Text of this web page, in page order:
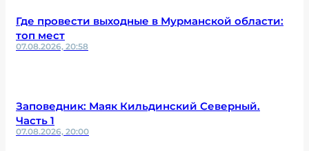
Где провести выходные в Мурманской области:
топ мест
07.08.2026, 20:58
Заповедник: Маяк Кильдинский Северный.
Часть 1
07.08.2026, 20:00